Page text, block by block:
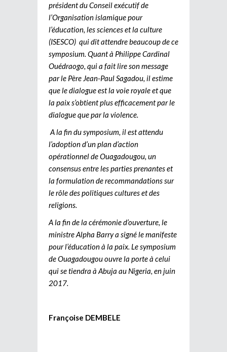
président du Conseil exécutif de
l’Organisation islamique pour
l’éducation, les sciences et la culture
(ISESCO) qui dit attendre beaucoup de ce
symposium. Quant à Philippe Cardinal
Ouédraogo, qui a fait lire son message
par le Père Jean-Paul Sagadou, il estime
que le dialogue est la voie royale et que
la paix s’obtient plus efficacement par le
dialogue que par la violence.
A la fin du symposium, il est attendu
l’adoption d’un plan d’action
opérationnel de Ouagadougou, un
consensus entre les parties prenantes et
la formulation de recommandations sur
le rôle des politiques cultures et des
religions.
A la fin de la cérémonie d’ouverture, le
ministre Alpha Barry a signé le manifeste
pour l’éducation à la paix. Le symposium
de Ouagadougou ouvre la porte à celui
qui se tiendra à Abuja au Nigeria, en juin
2017.
Françoise DEMBELE